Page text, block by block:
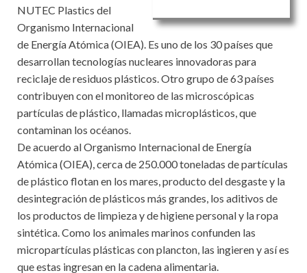
NUTEC Plastics del
Organismo Internacional
de Energía Atómica (OIEA). Es uno de los 30 países que
desarrollan tecnologías nucleares innovadoras para
reciclaje de residuos plásticos. Otro grupo de 63 países
contribuyen con el monitoreo de las microscópicas
partículas de plástico, llamadas microplásticos, que
contaminan los océanos.
De acuerdo al Organismo Internacional de Energía
Atómica (OIEA), cerca de 250.000 toneladas de partículas
de plástico flotan en los mares, producto del desgaste y la
desintegración de plásticos más grandes, los aditivos de
los productos de limpieza y de higiene personal y la ropa
sintética. Como los animales marinos confunden las
micropartículas plásticas con plancton, las ingieren y así es
que estas ingresan en la cadena alimentaria.